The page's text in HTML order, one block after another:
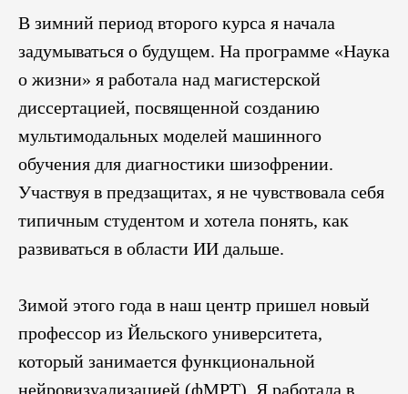
В зимний период второго курса я начала
задумываться о будущем. На программе «Наука
о жизни» я работала над магистерской
диссертацией, посвященной созданию
мультимодальных моделей машинного
обучения для диагностики шизофрении.
Участвуя в предзащитах, я не чувствовала себя
типичным студентом и хотела понять, как
развиваться в области ИИ дальше.
Зимой этого года в наш центр пришел новый
профессор из Йельского университета,
который занимается функциональной
нейровизуализацией (фМРТ). Я работала в